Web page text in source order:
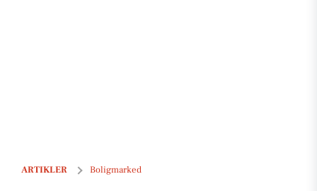
ARTIKLER Boligmarked
Fåborgvej 108 er til salg for kun 349.000 kr.: Se de billigste boliger